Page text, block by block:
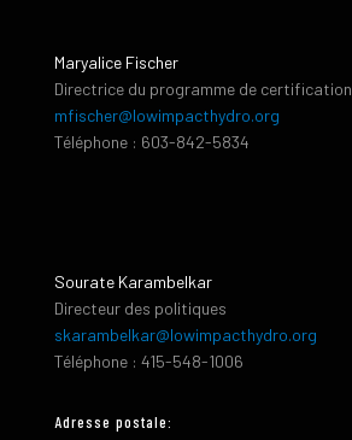
Maryalice Fischer
Directrice du programme de certification
mfischer@lowimpacthydro.org
Téléphone : 603-842-5834
Sourate Karambelkar
Directeur des politiques
skarambelkar@lowimpacthydro.org
Téléphone : 415-548-1006
Adresse postale: